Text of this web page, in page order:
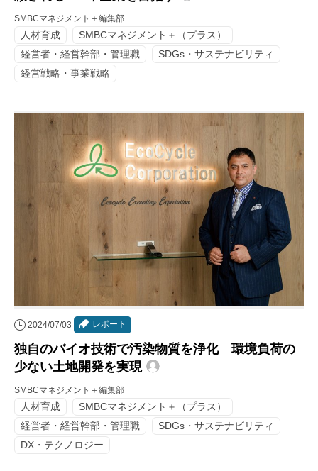
SMBCマネジメント＋編集部
人材育成
SMBCマネジメント＋（プラス）
経営者・経営幹部・管理職
SDGs・サステナビリティ
経営戦略・事業戦略
2024/07/03 レポート
独自のバイオ技術で汚染物質を浄化 環境負荷の
少ない土地開発を実現
SMBCマネジメント＋編集部
人材育成
SMBCマネジメント＋（プラス）
経営者・経営幹部・管理職
SDGs・サステナビリティ
DX・テクノロジー